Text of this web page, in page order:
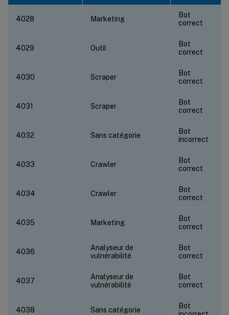
4028 Marketing
Bot
correct
4029 Outil
Bot
correct
4030 Scraper
Bot
correct
4031 Scraper
Bot
correct
4032 Sans catégorie
Bot
incorrect
4033 Crawler
Bot
correct
4034 Crawler
Bot
correct
4035 Marketing
Bot
correct
4036
Analyseur de
vulnérabilité
Bot
correct
4037
Analyseur de
vulnérabilité
Bot
correct
4038 Sans catégorie
Bot